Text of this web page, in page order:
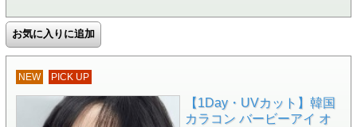
NEW PICK UP
【1Day・UVカット】韓国
カラコン バービーアイ オ